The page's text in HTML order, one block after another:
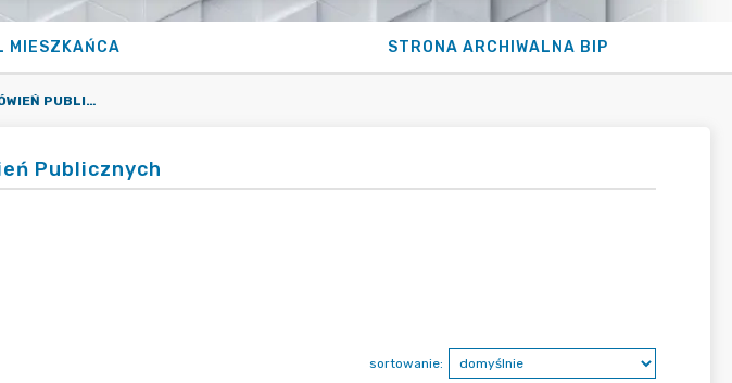
MIESZKAŃCA STRONA ARCHIWALNA BIP
WYDZIAŁ INWESTYCJI I ZAMÓWIEŃ PUBLICZNYCH
Publicznych
sortowanie: